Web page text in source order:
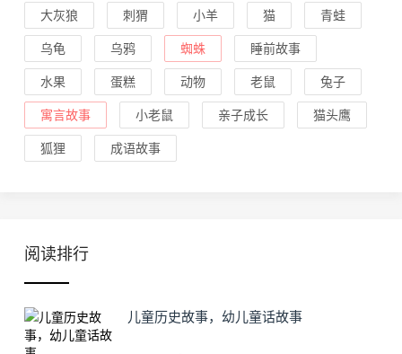
大灰狼 刺猬 小羊 猫 青蛙
乌龟 乌鸦 蜘蛛 睡前故事
水果 蛋糕 动物 老鼠 兔子
寓言故事 小老鼠 亲子成长 猫头鹰
狐狸 成语故事
阅读排行
儿童历史故事，幼儿童话故事